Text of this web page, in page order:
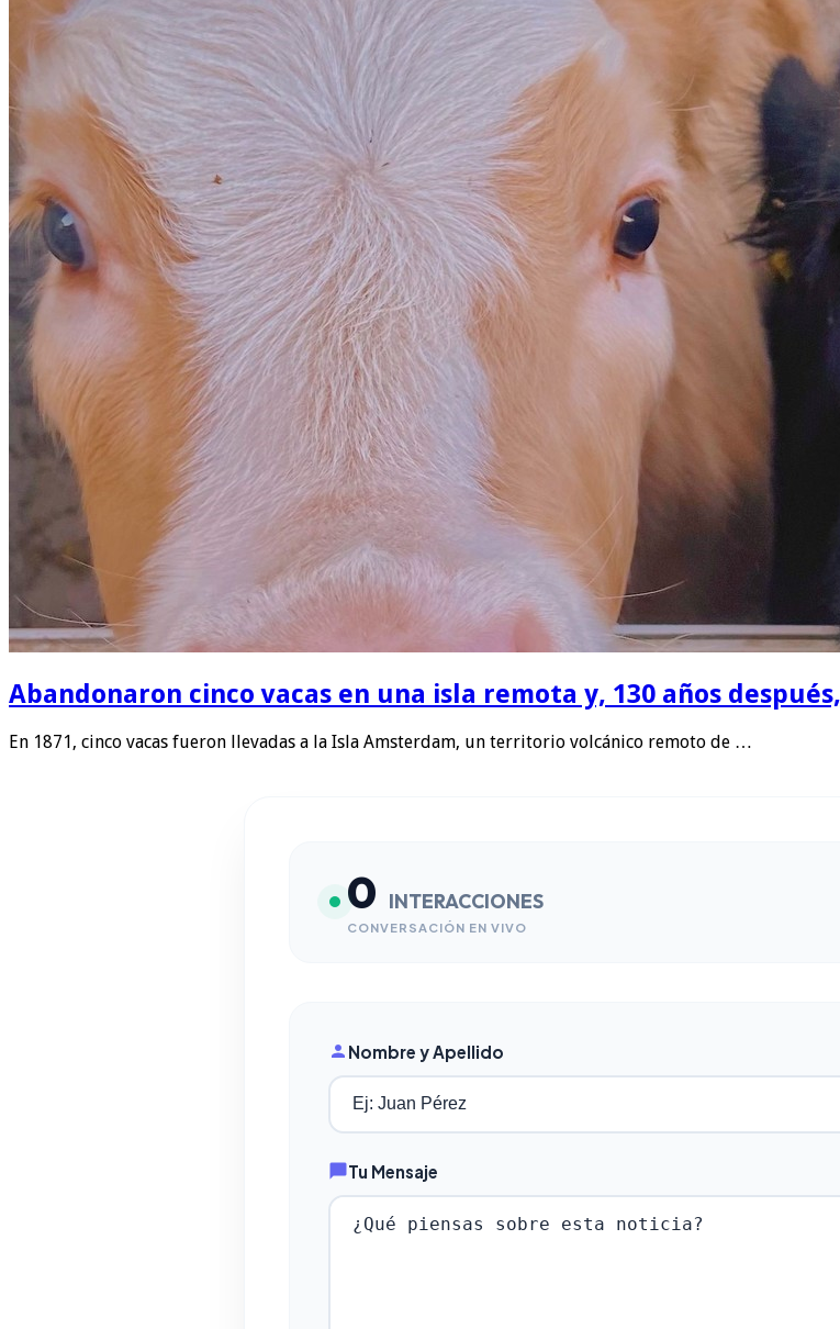
Abandonaron cinco vacas en una isla remota y, 130 años
En 1871, cinco vacas fueron llevadas a la Isla Amsterdam, un territorio volcánico remoto de …
0 INTERACCIONES
CONVERSACIÓN EN VIVO
Nombre y Apellido
Tu Mensaje